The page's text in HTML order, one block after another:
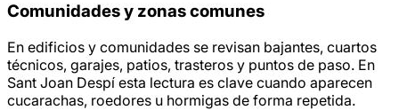
Comunidades y zonas comunes
En edificios y comunidades se revisan bajantes, cuartos
técnicos, garajes, patios, trasteros y puntos de paso. En
Sant Joan Despí esta lectura es clave cuando aparecen
cucarachas, roedores u hormigas de forma repetida.